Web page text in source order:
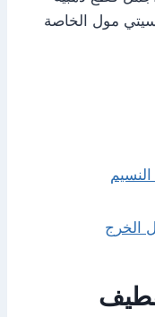
مول الخاصة
الخرج